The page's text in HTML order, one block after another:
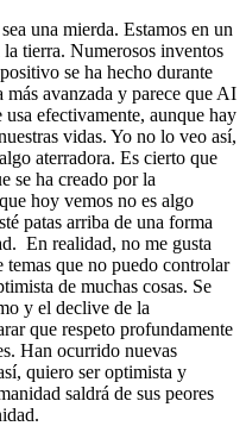
una mierda. Estamos en un
tierra. Numerosos inventos
se ha hecho durante
avanzada y parece que AI
efectivamente, aunque hay
vidas. Yo no lo veo así,
aterradora. Es cierto que
se ha creado por la
hoy vemos no es algo
patas arriba de una forma
En realidad, no me gusta
temas que no puedo controlar
de muchas cosas. Se
y el declive de la
que respeto profundamente
Han ocurrido nuevas
quiero ser optimista y
saldrá de sus peores